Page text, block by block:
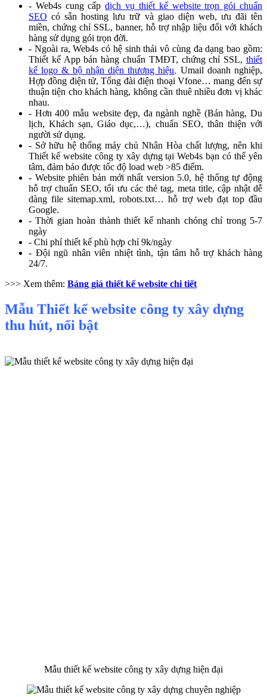
- Web4s cung cấpdịch vụ thiết kế website trọn gói chuẩn
SEO có sẵn hosting lưu trữ và giao diện web, ưu đãi tên
miền, chứng chỉ SSL, banner, hỗ trợ nhập liệu đối với khách
hàng sử dụng gói trọn đời.
- Ngoài ra, Web4s có hệ sinh thái vô cùng đa dạng bao gồm:
Thiết kế App bán hàng chuẩn TMĐT, chứng chỉ SSL, thiết
kế logo & bộ nhận diện thương hiệu, Umail doanh nghiệp,
Hợp đồng điện tử, Tổng đài điện thoại Vfone… mang đến sự
thuận tiện cho khách hàng, không cần thuê nhiều đơn vị khác
nhau.
- Hơn 400 mẫu website đẹp, đa ngành nghề (Bán hàng, Du
lịch, Khách sạn, Giáo dục,…), chuẩn SEO, thân thiện với
người sử dụng.
- Sở hữu hệ thống máy chủ Nhân Hòa chất lượng, nên khi
Thiết kế website công ty xây dựng tại Web4s bạn có thể yên
tâm, đảm bảo được tốc độ load web >85 điểm.
- Website phiên bản mới nhất version 5.0, hệ thống tự động
hỗ trợ chuẩn SEO, tối ưu các thẻ tag, meta title, cập nhật dễ
dàng file sitemap.xml, robots.txt… hỗ trợ web đạt top đầu
Google.
- Thời gian hoàn thành thiết kế nhanh chóng chỉ trong 5-7
ngày
- Chi phí thiết kế phù hợp chỉ 9k/ngày
- Đội ngũ nhân viên nhiệt tình, tận tâm hỗ trợ khách hàng
24/7.
>>> Xem thêm: Bảng giá thiết kế website chi tiết
Mẫu Thiết kế website công ty xây dựng
thu hút, nổi bật
Mẫu thiết kế website công ty xây dựng hiện đại